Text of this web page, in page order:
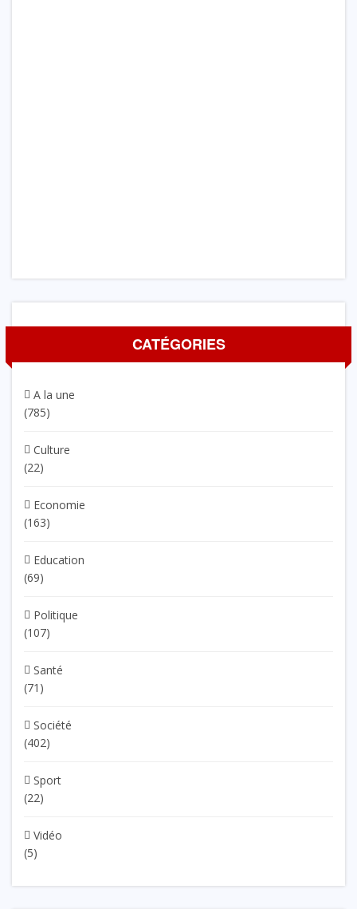
CATÉGORIES
A la une
(785)
Culture
(22)
Economie
(163)
Education
(69)
Politique
(107)
Santé
(71)
Société
(402)
Sport
(22)
Vidéo
(5)